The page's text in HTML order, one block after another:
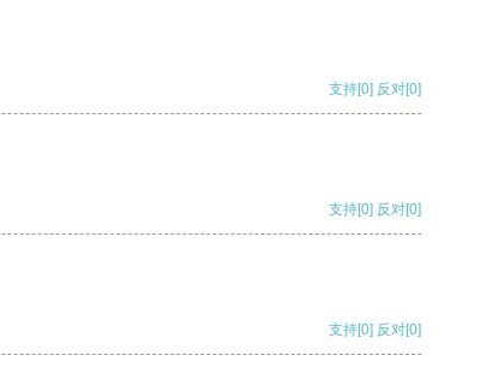
支持[0] 反对[0]
支持[0] 反对[0]
支持[0] 反对[0]